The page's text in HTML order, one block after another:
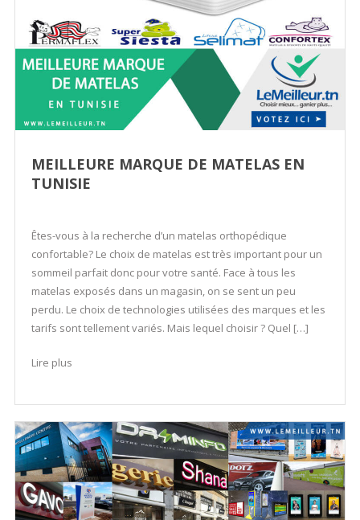
MEILLEURE MARQUE DE MATELAS EN
TUNISIE
Êtes-vous à la recherche d’un matelas orthopédique
confortable? Le choix de matelas est très important pour un
sommeil parfait donc pour votre santé. Face à tous les
matelas exposés dans un magasin, on se sent un peu
perdu. Le choix de technologies utilisées des marques et les
tarifs sont tellement variés. Mais lequel choisir ? Quel […]
Lire plus